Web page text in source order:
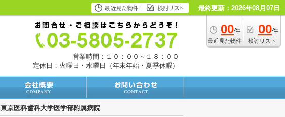
最終更新：2026年08月07日
00件
最近見た物件
00件
検討リスト
営業時間：１０：００～１８：００
定休日：火曜日・水曜日（年末年始・夏季休暇）
東京医科歯科大学医学部附属病院